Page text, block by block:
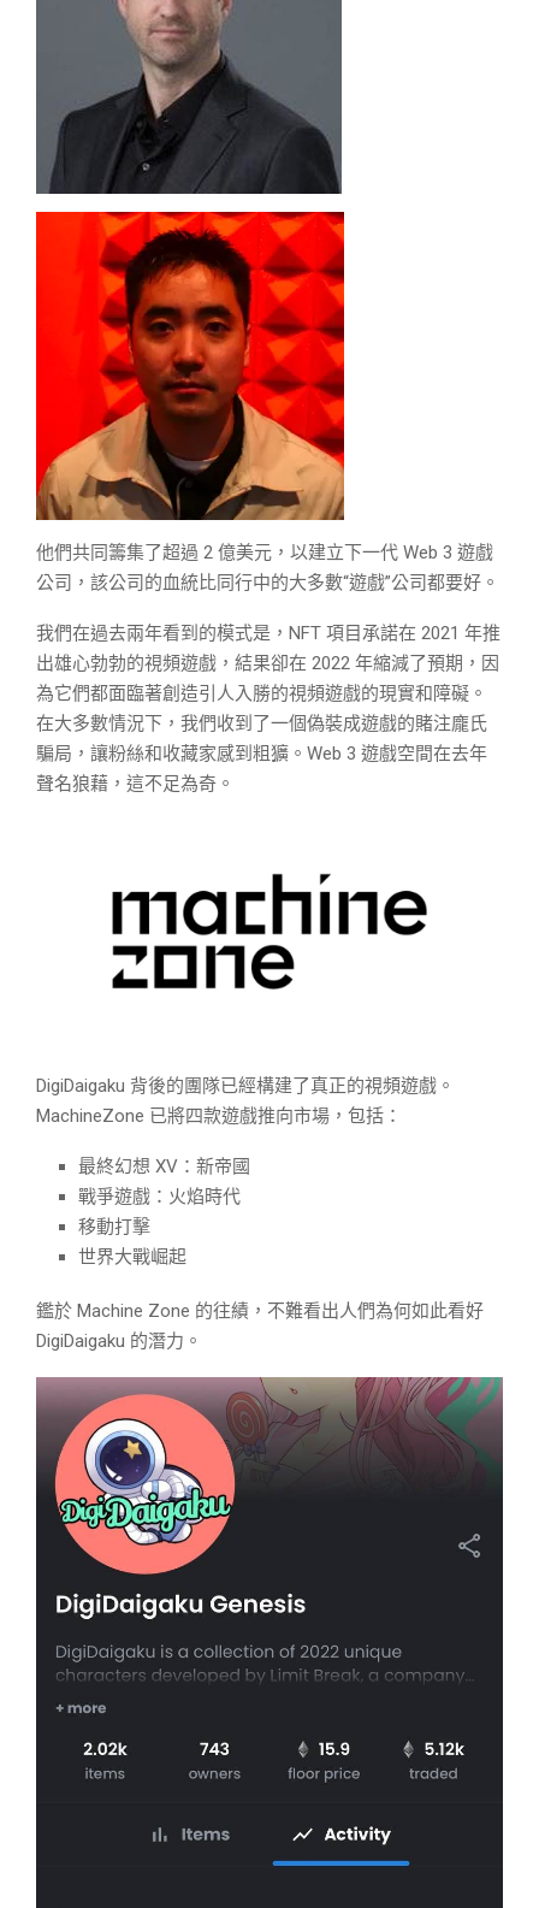
他們共同籌集了超過 2 億美元，以建立下一代 Web 3 遊戲
公司，該公司的血統比同行中的大多數“遊戲”公司都要好。
我們在過去兩年看到的模式是，NFT 項目承諾在 2021 年推
出雄心勃勃的視頻遊戲，結果卻在 2022 年縮減了預期，因
為它們都面臨著創造引人入勝的視頻遊戲的現實和障礙。
在大多數情況下，我們收到了一個偽裝成遊戲的賭注龐氏
騙局，讓粉絲和收藏家感到粗獷。Web 3 遊戲空間在去年
聲名狼藉，這不足為奇。
DigiDaigaku 背後的團隊已經構建了真正的視頻遊戲。
MachineZone 已將四款遊戲推向市場，包括：
最終幻想 XV：新帝國
戰爭遊戲：火焰時代
移動打擊
世界大戰崛起
鑑於 Machine Zone 的往績，不難看出人們為何如此看好
DigiDaigaku 的潛力。